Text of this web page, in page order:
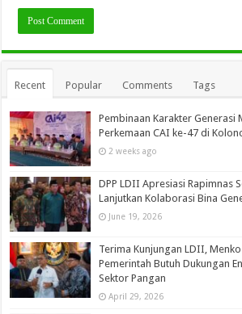
Recent Popular Comments Tags
Pembinaan Karakter Generasi
Perkemaan CAI ke-47 di
2 weeks ago
DPP LDII Apresiasi Rapimnas
Lanjutkan Kolaborasi Bina
June 19, 2026
Terima Kunjungan LDII,
Pemerintah Butuh Dukungan
Sektor Pangan
April 29, 2026